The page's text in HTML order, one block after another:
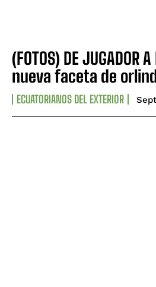
(FOTOS) DE JUGADOR A
nueva faceta de
ECUATORIANOS DEL EXTERIOR